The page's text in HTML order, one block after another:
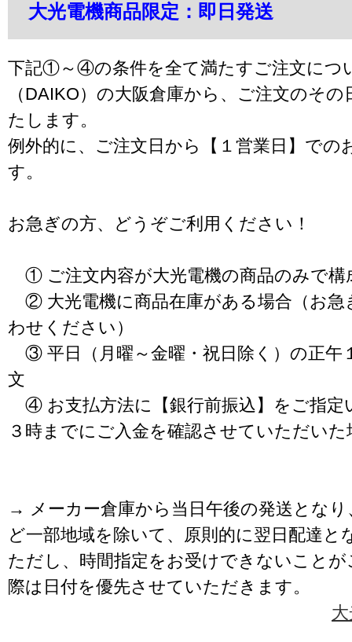
大光電機商品限定：即日発送
下記①～④の条件を全て満たすご注文につ
（DAIKO）の大阪倉庫から、ご注文のそ
たします。
例外的に、ご注文日から【１営業日】での
す。
お急ぎの方、どうぞご利用ください！
① ご注文内容が大光電機の商品のみで構
② 大光電機に商品在庫がある場合（お急
わせください）
③ 平日（月曜～金曜・祝日除く）の正午
文
④ お支払方法に【銀行前振込】をご指定
３時までにご入金を確認させていただいた
→ メーカー倉庫から当日午後の発送となり
ど一部地域を除いて、原則的に翌日配達と
ただし、時間指定をお受けできないこと
際は日付を優先させていただきます。